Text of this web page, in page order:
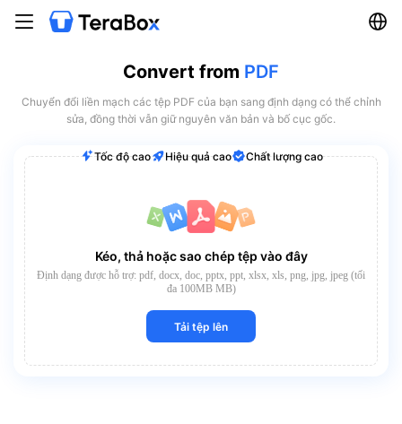
Convert from PDF
Chuyển đổi liền mạch các tệp PDF của bạn sang định dạng có thể chỉnh
sửa, đồng thời vẫn giữ nguyên văn bản và bố cục gốc.
Tốc độ cao Hiệu quả cao Chất lượng cao
Kéo, thả hoặc sao chép tệp vào đây
Định dạng được hỗ trợ: pdf, docx, doc, pptx, ppt, xlsx, xls, png, jpg, jpeg (tối
đa 100MB MB)
Tải tệp lên